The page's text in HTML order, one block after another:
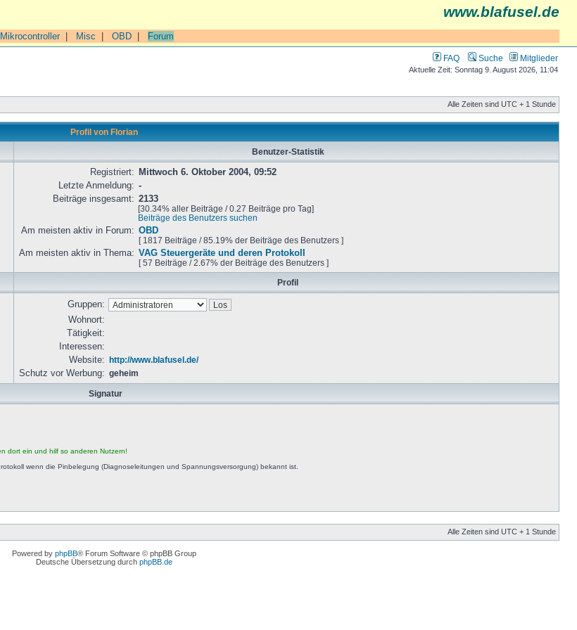
www.blafusel.de
Mikrocontroller| Misc OBD Forum
FAQ Suche Mitglieder
Aktuelle Zeit: Sonntag 9. August 2026, 11:04
Alle Zeiten sind UTC + 1 Stunde
Profil von Florian
Benutzer-Statistik
Registriert:
Mittwoch 6. Oktober 2004, 09:52
Letzte Anmeldung: -
Beiträge insgesamt: 2133
[30.34% aller Beiträge / 0.27 Beiträge pro Tag]
Beiträge des Benutzers suchen
Am meisten aktiv in Forum: OBD
[ 1817 Beiträge / 85.19% der Beiträge des Benutzers ]
Am meisten aktiv in Thema: VAG Steuergeräte und deren Protokoll
[ 57 Beiträge / 2.67% der Beiträge des Benutzers ]
Profil
Gruppen:
Wohnort:
Tätigkeit:
Interessen:
Website: http://www.blafusel.de/
Schutz vor Werbung: geheim
Signatur
dort ein und hilf so anderen Nutzern!
wenn die Pinbelegung (Diagnoseleitungen und Spannungsversorgung) bekannt ist.
Alle Zeiten sind UTC + 1 Stunde
Powered by phpBB® Forum Software © phpBB Group
Deutsche Übersetzung durch phpBB.de